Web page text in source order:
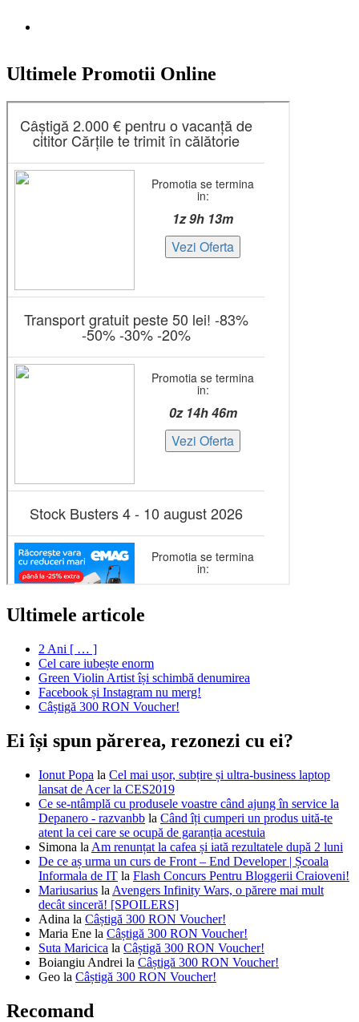
Ultimele Promotii Online
Ultimele articole
2 Ani [ … ]
Cel care iubește enorm
Green Violin Artist își schimbă denumirea
Facebook și Instagram nu merg!
Câștigă 300 RON Voucher!
Ei își spun părerea, rezonezi cu ei?
Ionut Popa la Cel mai ușor, subțire și ultra-business laptop
lansat de Acer la CES2019
Ce se-ntâmplă cu produsele voastre când ajung în service la
Depanero - razvanbb la Când îți cumperi un produs uită-te
atent la cei care se ocupă de garanția acestuia
Simona la Am renunțat la cafea și iată rezultatele după 2 luni
De ce aș urma un curs de Front – End Developer | Școala
Informala de IT la Flash Concurs Pentru Bloggerii Craioveni!
Mariusarius la Avengers Infinity Wars, o părere mai mult
decât sinceră! [SPOILERS]
Adina la Câștigă 300 RON Voucher!
Maria Ene la Câștigă 300 RON Voucher!
Suta Maricica la Câștigă 300 RON Voucher!
Boiangiu Andrei la Câștigă 300 RON Voucher!
Geo la Câștigă 300 RON Voucher!
Recomand